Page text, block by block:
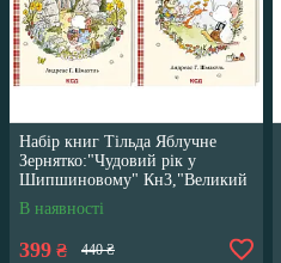
Набір книг Тільда Яблучне
Зернятко:"Чудовий рік у
Шипшиновому" Кн3,"Великий
переполох" Кн 4
В наявності
399 ₴ 440 ₴